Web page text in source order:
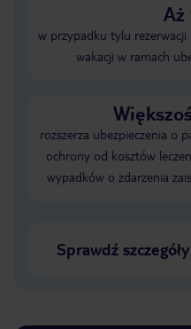
Aż
w przypadku tylu
wakacji w ramach
rozszerza ubezpieczenia o
ochrony od kosztów
wypadków o zdarzenia
Sprawdź